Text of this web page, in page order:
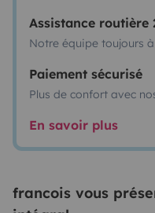
Assistance
Notre équipe toujours
Paiement sécurisé
Plus de confort avec
En savoir plus
francois vous